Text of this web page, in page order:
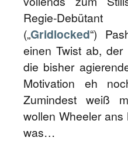
Regie-
(„Gridlocked“)
einen Twist ab,
die bisher
Motivation eh
Zumindest weiß
wollen Wheeler
was…